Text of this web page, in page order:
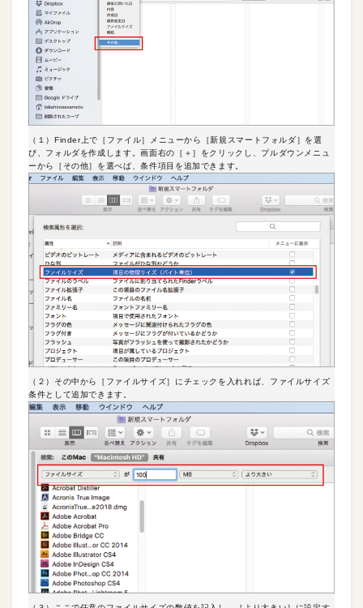
（１）Finder上で［ファイル］メニューから［新規スマートフォルダ］を選
び、フォルダを作成します。画面右の［＋］をクリックし、プルダウンメニュ
ーから［その他］を選べば、条件項目を追加できます。
（２）その中から［ファイルサイズ］にチェックを入れれば、ファイルサイズ
条件として追加できます。